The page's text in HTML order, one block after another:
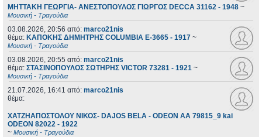
ΜΗΤΤΑΚΗ ΓΕΩΡΓΙΑ- ΑΝΕΣΤΟΠΟΥΛΟΣ ΓΙΩΡΓΟΣ DECCA 31162 - 1948 ~
Μουσική - Τραγούδια
03.08.2026, 20:56 από: marco21nis
θέμα: ΚΑΠΟΚΗΣ ΔΗΜΗΤΡΗΣ COLUMBIA E-3665 - 1917 ~
Μουσική - Τραγούδια
03.08.2026, 20:55 από: marco21nis
θέμα: ΣΤΑΣΙΝΟΠΟΥΛΟΣ ΣΩΤΗΡΗΣ VICTOR 73281 - 1921 ~
Μουσική - Τραγούδια
21.07.2026, 16:41 από: marco21nis
θέμα:
ΧΑΤΖΗΑΠΟΣΤΟΛΟΥ ΝΙΚΟΣ- DAJOS BELA - ODEON AA 79815_9 kai
ODEON 82022 - 1922
~ Μουσική - Τραγούδια